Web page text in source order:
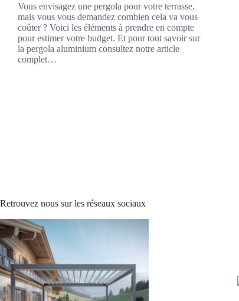
Vous envisagez une pergola pour votre terrasse,
mais vous vous demandez combien cela va vous
coûter ? Voici les éléments à prendre en compte
pour estimer votre budget. Et pour tout savoir sur
la pergola aluminium consultez notre article
complet…
Retrouvez nous sur les réseaux sociaux